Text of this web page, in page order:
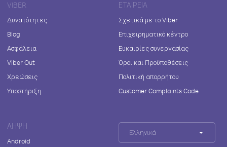
VIBER
Δυνατότητες
Blog
Ασφάλεια
Viber Out
Χρεώσεις
Υποστήριξη
ΕΤΑΙΡΕΊΑ
Σχετικά με το Viber
Επιχειρηματικό κέντρο
Ευκαιρίες συνεργασίας
Όροι και Προϋποθέσεις
Πολιτική απορρήτου
Customer Complaints Code
ΛΉΨΗ
Android
Ελληνικά